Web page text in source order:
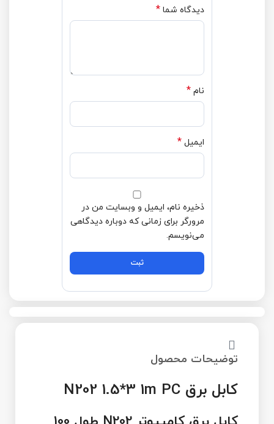
دیدگاه شما *
نام *
ایمیل *
ذخیره نام، ایمیل و وبسایت من در
مرورگر برای زمانی که دوباره دیدگاهی
می‌نویسم.
توضیحات محصول
کابل برق N202 1.5*3 1m PC